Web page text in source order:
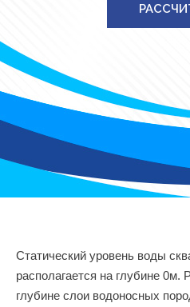
Статический уровень воды
располагается на глубине
глубине слои водоносных